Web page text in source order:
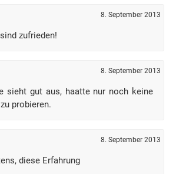
8. September 2013
zufrieden!
8. September 2013
sieht gut aus, haatte nur noch keine
probieren.
8. September 2013
diese Erfahrung